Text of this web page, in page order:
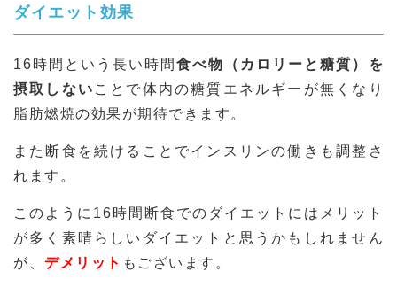
ダイエット効果
16時間という長い時間 食べ物（カロリーと糖質）を
摂取しない ことで体内の糖質エネルギーが無くなり
脂肪燃焼の効果が期待できます。
また断食を続けることでインスリンの働きも調整さ
れます。
このように16時間断食でのダイエットにはメリット
が多く素晴らしいダイエットと思うかもしれません
が、 デメリット もございます。